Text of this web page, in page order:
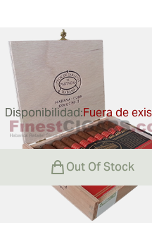
140 mm / 5.5 pulgadas
Disponibilidad:Fuera de
Out Of Stock